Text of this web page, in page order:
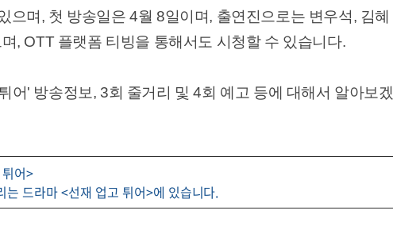
으며, 첫 방송일은 4월 8일이며, 출연진으로는 변우석, 김혜
, OTT 플랫폼 티빙을 통해서도 시청할 수 있습니다.
어' 방송정보, 3회 줄거리 및 4회 예고 등에 대해서 알아보겠
어>
드라마 <선재 업고 튀어>에 있습니다.